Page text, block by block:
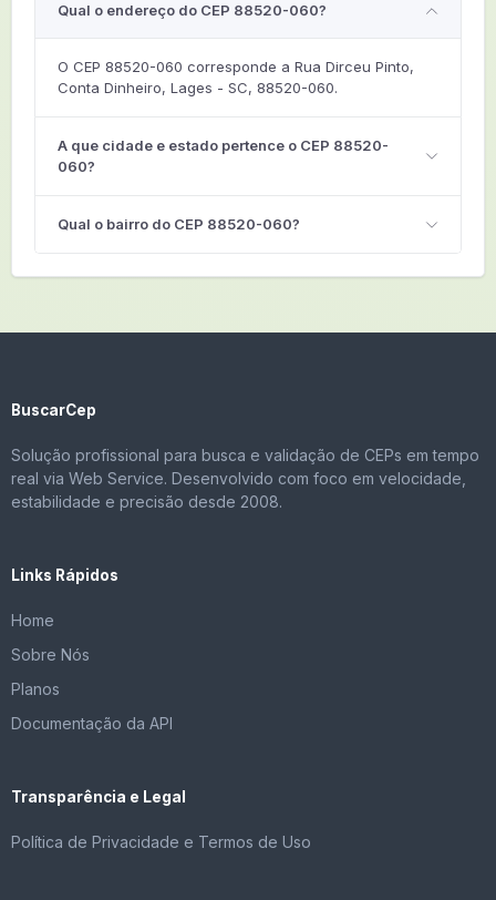
Qual o endereço do CEP 88520-060?
O CEP 88520-060 corresponde a Rua Dirceu Pinto,
Conta Dinheiro, Lages - SC, 88520-060.
A que cidade e estado pertence o CEP 88520-
060?
Qual o bairro do CEP 88520-060?
BuscarCep
Solução profissional para busca e validação de CEPs em tempo
real via Web Service. Desenvolvido com foco em velocidade,
estabilidade e precisão desde 2008.
Links Rápidos
Home
Sobre Nós
Planos
Documentação da API
Transparência e Legal
Política de Privacidade e Termos de Uso